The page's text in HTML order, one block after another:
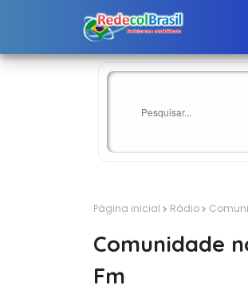
Página inicial Rádio
Comunidade
Fm